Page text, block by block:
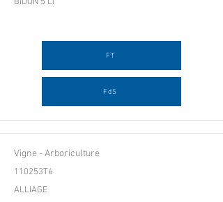
FT
FdS
Vigne - Arboriculture
110253T6
ALLIAGE